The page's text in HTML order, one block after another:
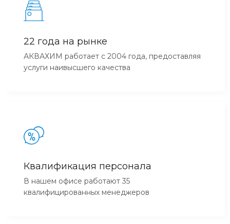
22 года на рынке
АКВАХИМ работает с 2004 года, предоставляя
услуги наивысшего качества
Квалификация персонала
В нашем офисе работают 35
квалифицированных менеджеров